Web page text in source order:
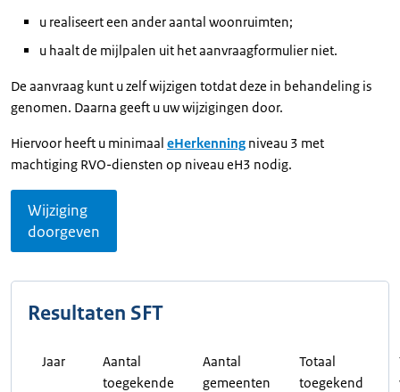
u realiseert een ander aantal woonruimten;
u haalt de mijlpalen uit het aanvraagformulier niet.
De aanvraag kunt u zelf wijzigen totdat deze in behandeling is
genomen. Daarna geeft u uw wijzigingen door.
Hiervoor heeft u minimaal eHerkenning niveau 3 met
machtiging RVO-diensten op niveau eH3 nodig.
Wijziging
doorgeven
Resultaten SFT
Jaar
Aantal
toegekende
Aantal
gemeenten
Totaal
toegekend